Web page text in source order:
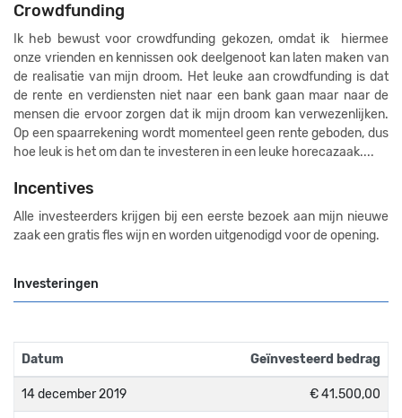
Crowdfunding
Ik heb bewust voor crowdfunding gekozen, omdat ik hiermee
onze vrienden en kennissen ook deelgenoot kan laten maken van
de realisatie van mijn droom. Het leuke aan crowdfunding is dat
de rente en verdiensten niet naar een bank gaan maar naar de
mensen die ervoor zorgen dat ik mijn droom kan verwezenlijken.
Op een spaarrekening wordt momenteel geen rente geboden, dus
hoe leuk is het om dan te investeren in een leuke horecazaak....
Incentives
Alle investeerders krijgen bij een eerste bezoek aan mijn nieuwe
zaak een gratis fles wijn en worden uitgenodigd voor de opening.
Investeringen
Datum Geïnvesteerd bedrag
14 december 2019 € 41.500,00